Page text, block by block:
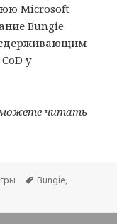
Microsoft
Bungie
у
читать
Метки
Bungie,